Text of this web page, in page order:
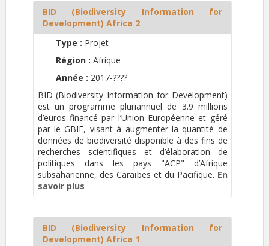
BID (Biodiversity Information for
Development) Africa 2
Type : Projet
Région : Afrique
Année : 2017-????
BID (Biodiversity Information for Development)
est un programme pluriannuel de 3.9 millions
d’euros financé par l’Union Européenne et géré
par le GBIF, visant à augmenter la quantité de
données de biodiversité disponible à des fins de
recherches scientifiques et d’élaboration de
politiques dans les pays "ACP" d’Afrique
subsaharienne, des Caraïbes et du Pacifique. En
savoir plus
BID (Biodiversity Information for
Development) Africa 1